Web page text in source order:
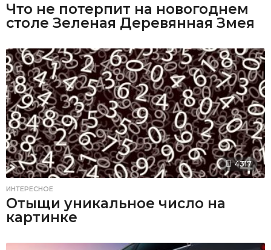
Что не потерпит на новогоднем
столе Зеленая Деревянная Змея
4317
ИНТЕРЕСНОЕ
Отыщи уникальное число на
картинке